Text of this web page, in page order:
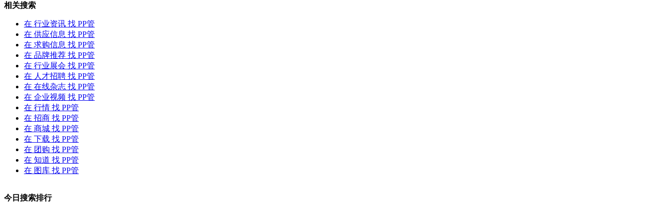
相关搜索
在 行业资讯 找 PP管
在 供应信息 找 PP管
在 求购信息 找 PP管
在 品牌推荐 找 PP管
在 行业展会 找 PP管
在 人才招聘 找 PP管
在 在线杂志 找 PP管
在 企业视频 找 PP管
在 行情 找 PP管
在 招商 找 PP管
在 商城 找 PP管
在 下载 找 PP管
在 团购 找 PP管
在 知道 找 PP管
在 图库 找 PP管
今日搜索排行